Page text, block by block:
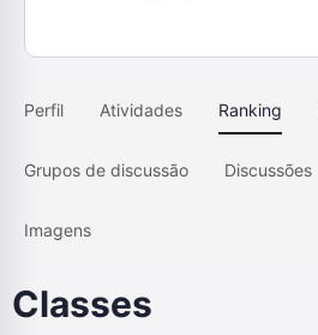
Perfil Atividades Ranking
Grupos de discussão Discussões
Imagens
Classes